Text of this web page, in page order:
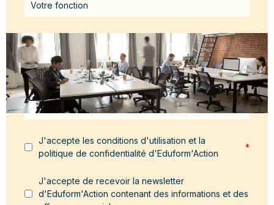
Email
Message
J'accepte les conditions d'utilisation et la
politique de confidentialité d'Eduform'Action
*
J'accepte de recevoir la newsletter
d'Eduform'Action contenant des informations et des